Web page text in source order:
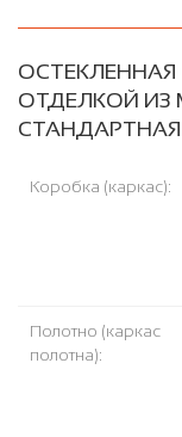
ОСТЕКЛЕННАЯ
ОТДЕЛКОЙ ИЗ
Коробка (каркас):
Полотно (каркас
полотна):